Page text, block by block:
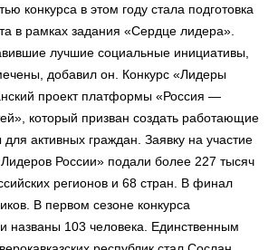
конкурса в этом году стала подготовка
в рамках задания «Сердце лидера».
лучшие социальные инициативы,
добавил он. Конкурс «Лидеры
проект платформы «Россия —
который призван создать работающие
активных граждан. Заявку на участие
России» подали более 227 тысяч
регионов и 68 стран. В финал
В первом сезоне конкурса
названы 103 человека. Единственным